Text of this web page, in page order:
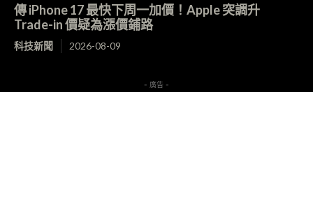
傳 iPhone 17 最快下周一加價！Apple 突調升
Trade-in 價疑為漲價鋪路
科技新聞 2026-08-09
- 廣告 -